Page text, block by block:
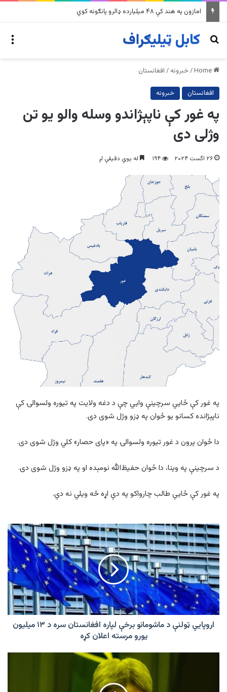
په وینزویلا کې زورورو زلزلو پراخ زیانونه اړولي
Search for
/خبرونه / افغانستان
افغانستان خبرونه
په غور کې ناپېژاندو وسله والو یو تن
وژلی دی
۲۶ اگست ۲۰۲۴ ۱۹۴ له یوې دقیقې لږ
په غور کې ځايي سرچینې وايي چې د دغه ولایت په تیوره ولسوالۍ کې
ناپېژانده کسانو یو ځوان په ډزو وژل شوی دی.
دا ځوان پرون د غور تیوره ولسوالۍ په «پای حصار» کلي وژل شوی دی.
د سرچینې په وینا، دا ځوان حفیظ‌الله نومېده او په ډزو وژل شوی دی.
په غور کې ځايي طالب چارواکو په دې اړه څه ویلي نه دي.
اروپایي
ټولنې
د
ماشومانو
برخې
لپاره
افغانستان
سره
د
۱۳
مرسته
اروپایي ټولنې د ماشومانو برخې لپاره افغانستان سره د ۱۳ میلیون
یورو مرسته اعلان کړه